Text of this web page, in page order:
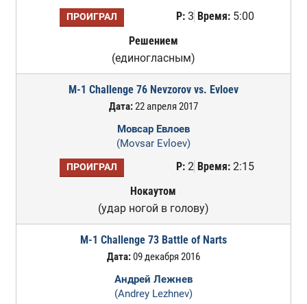
ПРОИГРАЛ Р:3 Время:5:00
Решением
(единогласным)
M-1 Challenge 76 Nevzorov vs. Evloev
Дата:22 апреля 2017
Мовсар Евлоев
(Movsar Evloev)
ПРОИГРАЛ Р:2 Время:2:15
Нокаутом
(удар ногой в голову)
M-1 Challenge 73 Battle of Narts
Дата:09 декабря 2016
Андрей Лежнев
(Andrey Lezhnev)